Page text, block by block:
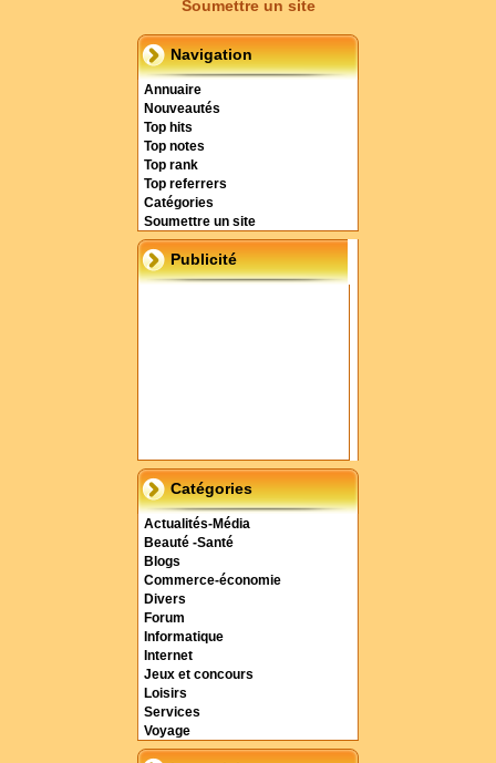
Soumettre un site
Navigation
Annuaire
Nouveautés
Top hits
Top notes
Top rank
Top referrers
Catégories
Soumettre un site
Publicité
Catégories
Actualités-Média
Beauté -Santé
Blogs
Commerce-économie
Divers
Forum
Informatique
Internet
Jeux et concours
Loisirs
Services
Voyage